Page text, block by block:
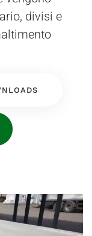
divisi e